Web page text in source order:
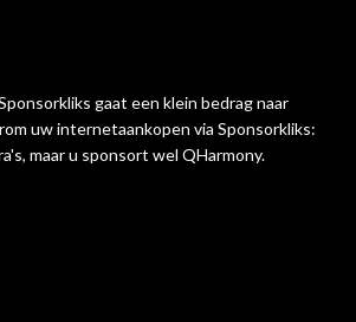
gaat een klein bedrag naar
uw internetaankopen via Sponsorkliks:
maar u sponsort wel QHarmony.